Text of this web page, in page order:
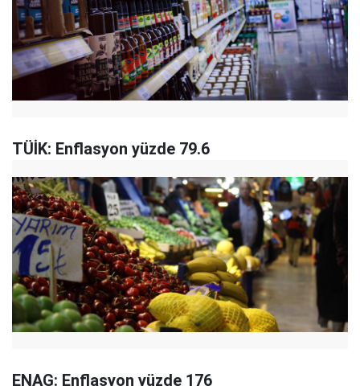
TÜİK: Enflasyon yüzde 79.6
ENAG: Enflasyon yüzde 176